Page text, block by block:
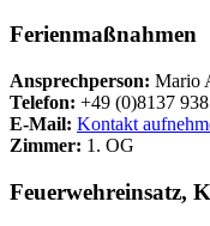
Ferienmaßnahmen
Ansprechperson: Mario
Telefon: +49 (0)8137
E-Mail: Kontakt
Zimmer: 1. OG
Feuerwehreinsatz,